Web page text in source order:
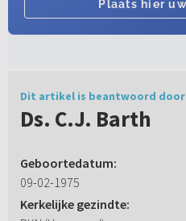
Dit artikel is beantwoord door
Ds. C.J. Barth
Geboortedatum:
09-02-1975
Kerkelijke gezindte: